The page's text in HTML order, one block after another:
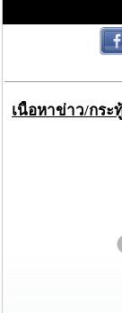
เนื้อหาข่าว/กระ